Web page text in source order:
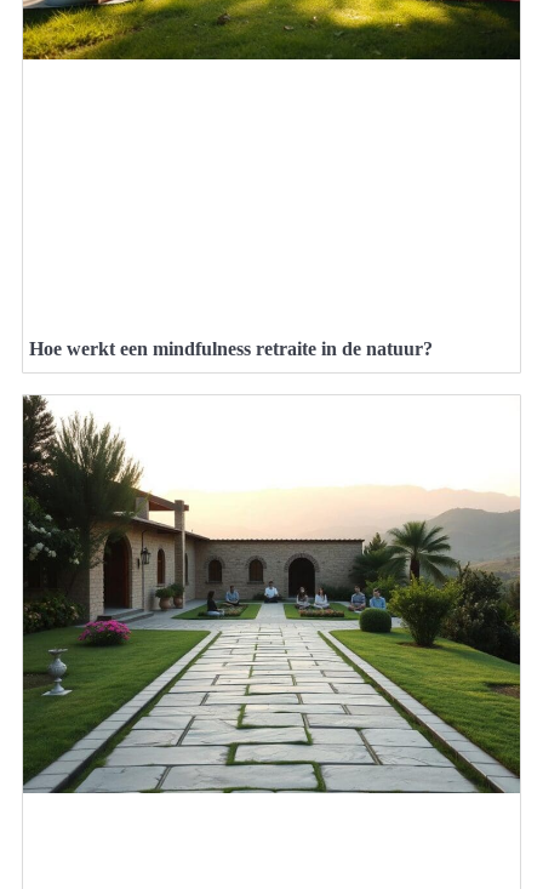
Hoe werkt een mindfulness retraite in de natuur?